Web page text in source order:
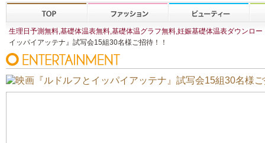
生理日予測無料,基礎体温表無料,基礎体温グラフ無料,妊娠基礎体温表ダウンロ
イッパイアッテナ』試写会15組30名様ご招待！！